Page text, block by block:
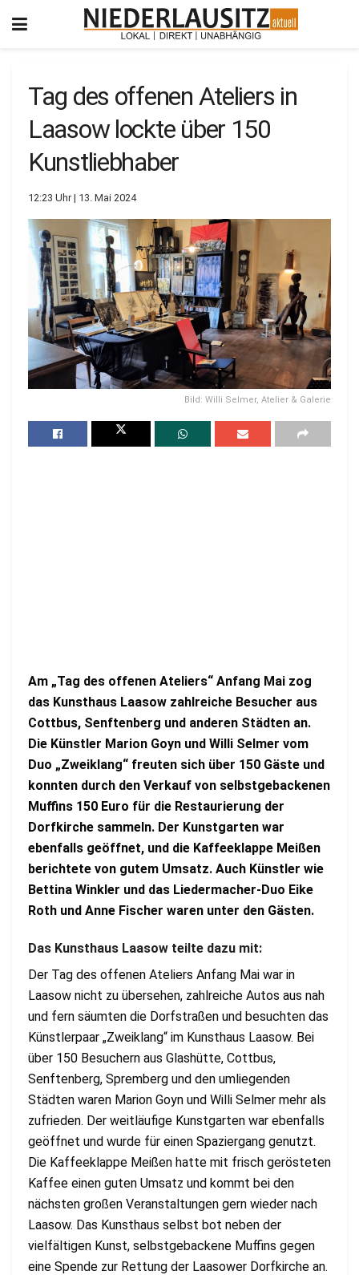
Tag des offenen Ateliers in
Laasow lockte über 150
Kunstliebhaber
12:23 Uhr | 13. Mai 2024
Bild: Willi Selmer, Atelier & Galerie
Am „Tag des offenen Ateliers“ Anfang Mai zog
das Kunsthaus Laasow zahlreiche Besucher aus
Cottbus, Senftenberg und anderen Städten an.
Die Künstler Marion Goyn und Willi Selmer vom
Duo „Zweiklang“ freuten sich über 150 Gäste und
konnten durch den Verkauf von selbstgebackenen
Muffins 150 Euro für die Restaurierung der
Dorfkirche sammeln. Der Kunstgarten war
ebenfalls geöffnet, und die Kaffeeklappe Meißen
berichtete von gutem Umsatz. Auch Künstler wie
Bettina Winkler und das Liedermacher-Duo Eike
Roth und Anne Fischer waren unter den Gästen.
Das Kunsthaus Laasow teilte dazu mit:
Der Tag des offenen Ateliers Anfang Mai war in
Laasow nicht zu übersehen, zahlreiche Autos aus nah
und fern säumten die Dorfstraßen und besuchten das
Künstlerpaar „Zweiklang“ im Kunsthaus Laasow. Bei
über 150 Besuchern aus Glashütte, Cottbus,
Senftenberg, Spremberg und den umliegenden
Städten waren Marion Goyn und Willi Selmer mehr als
zufrieden. Der weitläufige Kunstgarten war ebenfalls
geöffnet und wurde für einen Spaziergang genutzt.
Die Kaffeeklappe Meißen hatte mit frisch gerösteten
Kaffee einen guten Umsatz und kommt bei den
nächsten großen Veranstaltungen gern wieder nach
Laasow. Das Kunsthaus selbst bot neben der
vielfältigen Kunst, selbstgebackene Muffins gegen
eine Spende zur Rettung der Laasower Dorfkirche an.